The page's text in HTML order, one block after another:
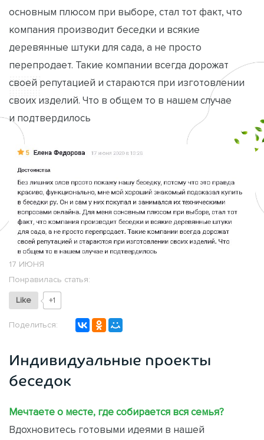
основным плюсом при выборе, стал тот факт, что
компания производит беседки и всякие
деревянные штуки для сада, а не просто
перепродает. Такие компании всегда дорожат
своей репутацией и стараются при изготовлении
своих изделий. Что в общем то в нашем случае
и подтвердилось
17 ИЮНЯ
Понравилась статья:
Like +1
Поделиться:
Индивидуальные проекты
беседок
Мечтаете о месте, где собирается вся семья?
Вдохновитесь готовыми идеями в нашей